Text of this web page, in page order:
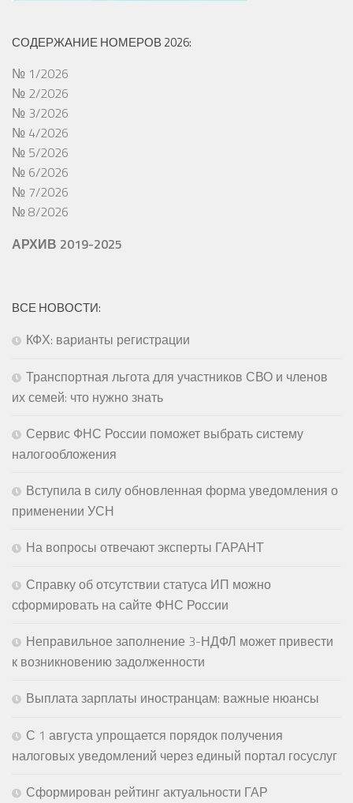
СОДЕРЖАНИЕ НОМЕРОВ 2026:
№ 1/2026
№ 2/2026
№ 3/2026
№ 4/2026
№ 5/2026
№ 6/2026
№ 7/2026
№ 8/2026
АРХИВ 2019-2025
ВСЕ НОВОСТИ:
КФХ: варианты регистрации
Транспортная льгота для участников СВО и членов
их семей: что нужно знать
Сервис ФНС России поможет выбрать систему
налогообложения
Вступила в силу обновленная форма уведомления о
применении УСН
На вопросы отвечают эксперты ГАРАНТ
Справку об отсутствии статуса ИП можно
сформировать на сайте ФНС России
Неправильное заполнение 3-НДФЛ может привести
к возникновению задолженности
Выплата зарплаты иностранцам: важные нюансы
С 1 августа упрощается порядок получения
налоговых уведомлений через единый портал госуслуг
Сформирован рейтинг актуальности ГАР